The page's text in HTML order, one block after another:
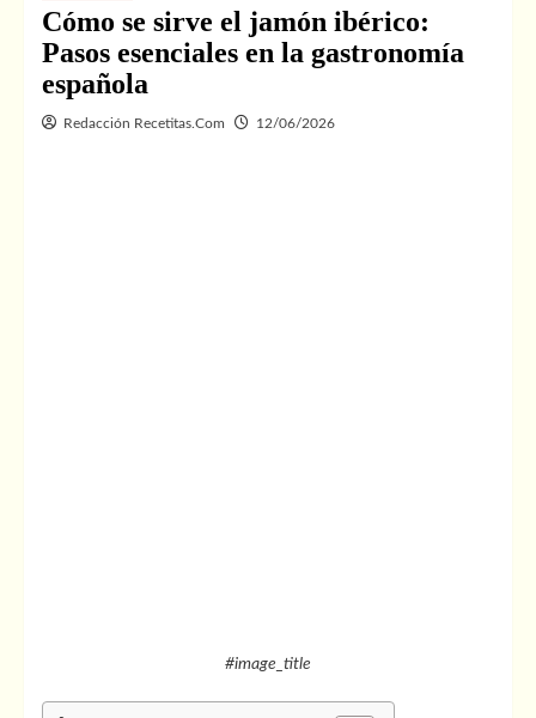
Cómo se sirve el jamón ibérico:
Pasos esenciales en la gastronomía
española
Redacción Recetitas.Com 12/06/2026
#image_title